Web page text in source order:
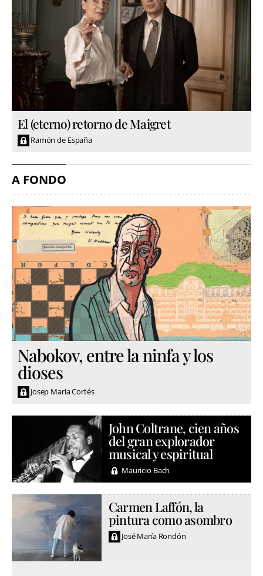
El (eterno) retorno de Maigret
Ramón de España
A FONDO
Nabokov, entre la ninfa y los
dioses
Josep Maria Cortés
John Coltrane, cien años
del gran explorador
musical y espiritual
Mauricio Bach
Carmen Laffón, la
pintura como asombro
José María Rondón